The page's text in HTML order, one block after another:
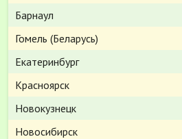
Барнаул
Гомель (Беларусь)
Екатеринбург
Красноярск
Новокузнецк
Новосибирск